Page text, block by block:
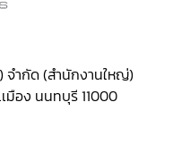
จำกัด (สำนักงานใหญ่)
มือง นนทบุรี 11000